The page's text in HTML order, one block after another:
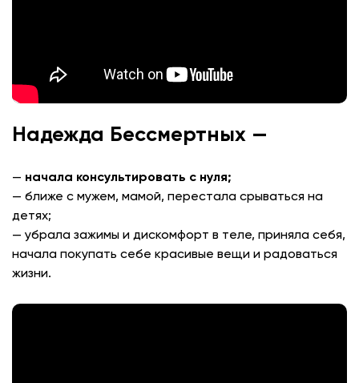
Надежда Бессмертных —
— начала консультировать с нуля;
— ближе с мужем, мамой, перестала срываться на
детях;
— убрала зажимы и дискомфорт в теле, приняла себя,
начала покупать себе красивые вещи и радоваться
жизни.